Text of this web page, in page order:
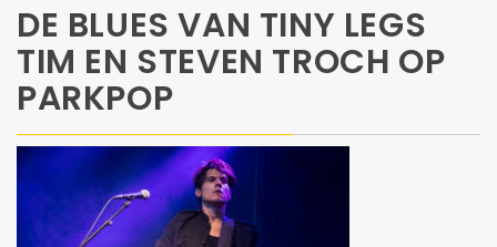
DE BLUES VAN TINY LEGS
TIM EN STEVEN TROCH OP
PARKPOP